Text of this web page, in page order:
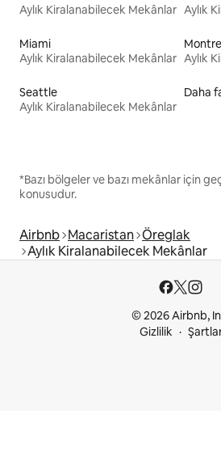
Aylık Kiralanabilecek Mekânlar Aylık
Miami
Aylık Kiralanabilecek Mekânlar Aylık
Seattle
Aylık Kiralanabilecek Mekânlar
Daha
*Bazı bölgeler ve bazı mekânlar için
konusudur.
Airbnb Macaristan Öreglak
Aylık Kiralanabilecek Mekânlar
© 2026 Airbnb,
Gizlilik